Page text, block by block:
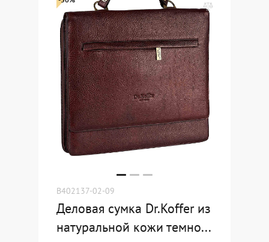
B402137-02-09
Деловая сумка Dr.Koffer из
натуральной кожи темно...